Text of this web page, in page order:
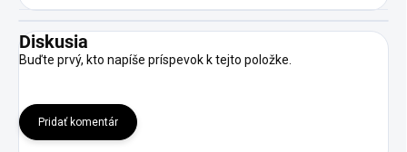
Diskusia
Buďte prvý, kto napíše príspevok k tejto položke.
Pridať komentár